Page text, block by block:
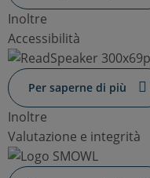
Inoltre
Accessibilità
Per saperne di più
Inoltre
Valutazione e integrità